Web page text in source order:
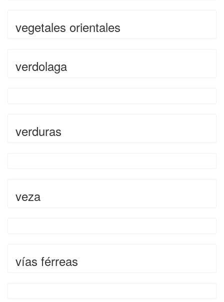
vegetales orientales
verdolaga
verduras
veza
vías férreas